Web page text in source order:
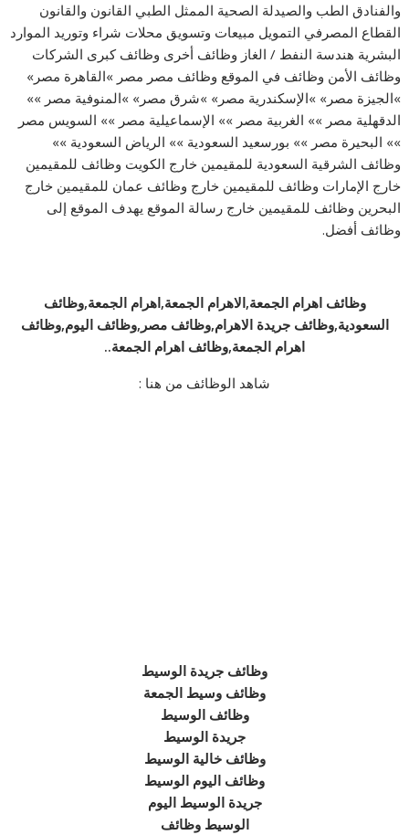
والفنادق الطب والصيدلة الصحية الممثل الطبي القانون والقانون
القطاع المصرفي التمويل مبيعات وتسويق محلات شراء وتوريد الموارد
البشرية هندسة النفط / الغاز وظائف أخرى وظائف كبرى الشركات
وظائف الأمن وظائف في الموقع وظائف مصر مصر »القاهرة مصر»
»الجيزة مصر» »الإسكندرية مصر» »شرق مصر» »المنوفية مصر »»
الدقهلية مصر »» الغربية مصر »» الإسماعيلية مصر »» السويس مصر
»» البحيرة مصر »» بورسعيد السعودية »» الرياض السعودية »»
وظائف الشرقية السعودية للمقيمين خارج الكويت وظائف للمقيمين
خارج الإمارات وظائف للمقيمين خارج وظائف عمان للمقيمين خارج
البحرين وظائف للمقيمين خارج رسالة الموقع يهدف الموقع إلى
وظائف أفضل.
وظائف اهرام الجمعة,الاهرام الجمعة,اهرام الجمعة,وظائف
السعودية,وظائف جريدة الاهرام,وظائف مصر,وظائف اليوم,وظائف
اهرام الجمعة,وظائف اهرام الجمعة..
شاهد الوظائف من هنا :
وظائف جريدة الوسيط
وظائف وسيط الجمعة
وظائف الوسيط
جريدة الوسيط
وظائف خالية الوسيط
وظائف اليوم الوسيط
جريدة الوسيط اليوم
الوسيط وظائف